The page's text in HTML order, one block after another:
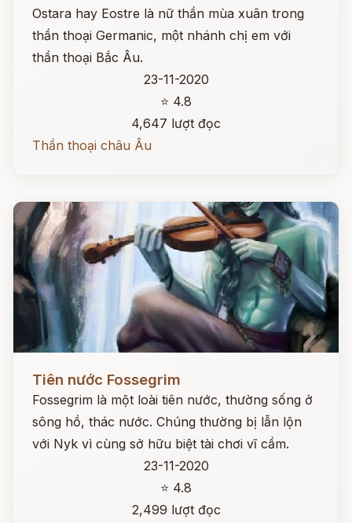
Ostara hay Eostre là nữ thần mùa xuân trong
thần thoại Germanic, một nhánh chị em với
thần thoại Bắc Âu.
23-11-2020
⭐ 4.8
4,647 lượt đọc
Thần thoại châu Âu
Tiên nước Fossegrim
Fossegrim là một loài tiên nước, thường sống ở
sông hồ, thác nước. Chúng thường bị lẫn lộn
với Nyk vì cùng sở hữu biệt tài chơi vĩ cầm.
23-11-2020
⭐ 4.8
2,499 lượt đọc